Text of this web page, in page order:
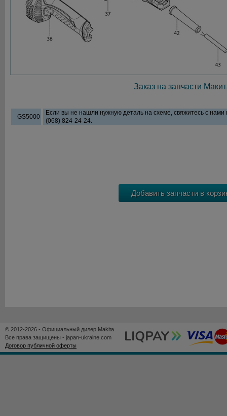
Заказ на запчасти
GS5000
Если вы не нашли нужную деталь на схеме, свяжитесь с
(068) 824-24-24.
© 2012-2026 - Официальный дилер Makita
Все права защищены - japan-ukraine.com
Договор публичной оферты